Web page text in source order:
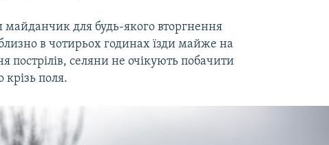
для будь-якого вторгнення
в чотирьох годинах їзди майже на
пострілів, селяни не очікують побачити
поля.